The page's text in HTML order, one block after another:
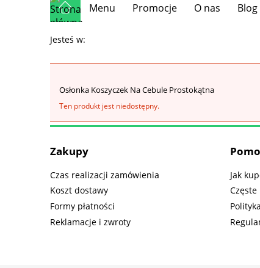
Menu Promocje O nas Blog
Jesteś w:
Osłonka Koszyczek Na Cebule Prostokątna
Ten produkt jest niedostępny.
Zakupy
Czas realizacji zamówienia
Koszt dostawy
Formy płatności
Reklamacje i zwroty
Jak